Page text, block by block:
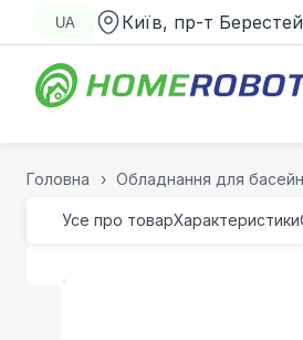
UA Київ, пр-т
Головна Обладнання для
Усе про товарХарактеристики